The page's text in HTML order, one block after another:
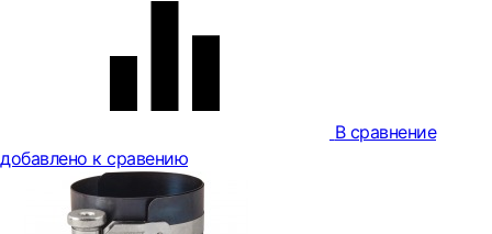
В сравнение
добавлено к сравению